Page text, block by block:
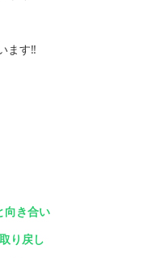
ます‼️
向き合い
り戻し